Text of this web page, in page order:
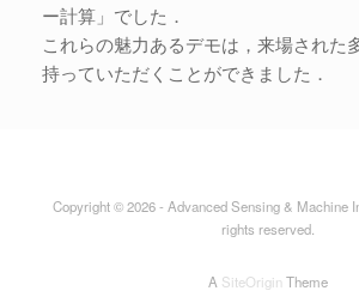
ー計算」でした．
これらの魅力あるデモは，来場された
持っていただくことができました．
Copyright © 2026 - Advanced Sensing & Machine
rights reserved.
A SiteOrigin Theme